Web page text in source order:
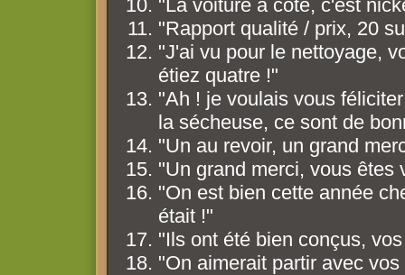
"La voiture à côté, c'est
"Rapport qualité / prix, 20
"J'ai vu pour le nettoyage,
étiez quatre !"
"Ah ! je voulais vous
la sécheuse, ce sont de
"Un au revoir, un grand
"Un grand merci, vous
"On est bien cette année
était !"
"Ils ont été bien conçus,
"On aimerait partir avec